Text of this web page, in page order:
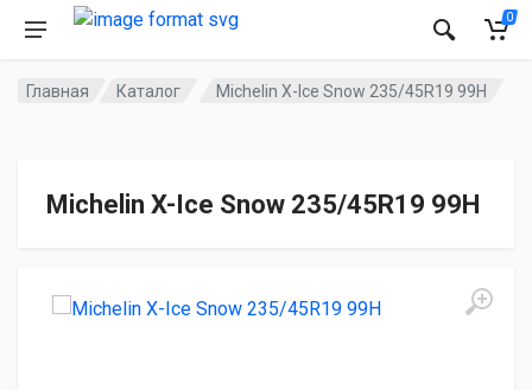
0
Главная Каталог Michelin X-Ice Snow 235/45R19 99H
Michelin X-Ice Snow 235/45R19 99H